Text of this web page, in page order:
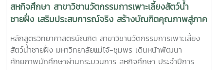
สหกิจศึกษา สาขาวิชานวัตกรรมการเพาะเลี้ยงสัตว์น้ำ
ชายฝั่ง เสริมประสบการณ์จริง สร้างบัณฑิตคุณภาพสู่ภาค
อุตสาหกรรมการผลิตสัตว์น้ำ
หลักสูตรวิทยาศาสตรบัณฑิต สาขาวิชานวัตกรรมการเพาะเลี้ยง
สัตว์น้ำชายฝั่ง มหาวิทยาลัยแม่โจ้-ชุมพร เดินหน้าพัฒนา
ศักยภาพนักศึกษาผ่านกระบวนการ สหกิจศึกษา ประจำปีการ